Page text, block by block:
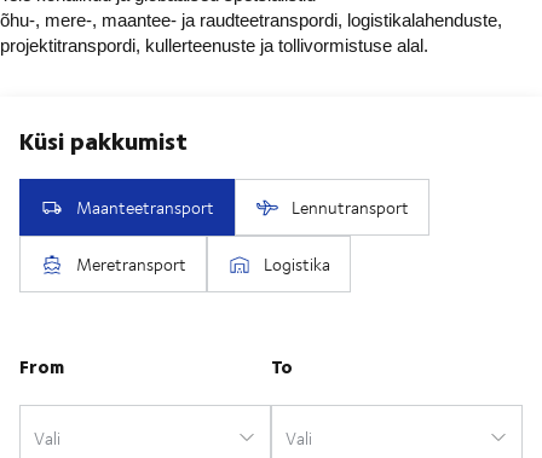
õhu-, mere-, maantee- ja raudteetranspordi, logistikalahenduste,
projektitranspordi, kullerteenuste ja tollivormistuse alal.